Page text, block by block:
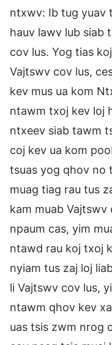
ntxwv: Ib tug yuav
hauv lawv lub siab
cov lus. Yog tias
Vajtswv cov lus,
kev mus ua kom
ntawm txoj kev loj
ntxeev siab tawm
coj kev ua kom
tsuas yog qhov no
muag tiag rau tus
kam muab Vajtswv
npaum cas, yim
ntawd rau koj txoj
nyiam tus zaj loj
li Vajtswv cov lus,
ntawm qhov kev
uas tsis zwm nrog